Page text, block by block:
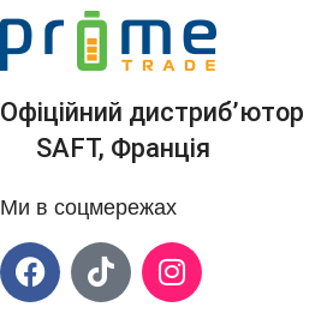
Офіційний дистриб’ютор
SAFT, Франція
Ми в соцмережах